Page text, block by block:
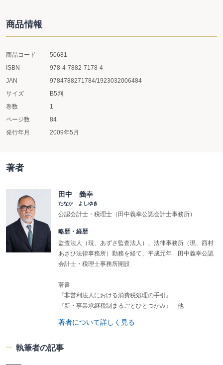
商品情報
商品コード
50681
ISBN
978-4-7882-7178-4
JAN
9784788271784/1923032006484
サイズ
B5判
巻数
1
ページ数
84
発行年月
2009年5月
著者
田中 義幸
たなか よしゆき
公認会計士・税理士（田中義幸公認会計士事務所）
略歴・経歴
監査法人（現、あずさ監査法人）、法律事務所（現、西村
あさひ法律事務所）勤務を経て、平成元年 田中義幸公認
会計士・税理士事務所開設
著書
『非営利法人における消費税処理の手引』
『新・事業承継税制まるごとひとつかみ』 他
著者について詳しく見る
執筆者の記事